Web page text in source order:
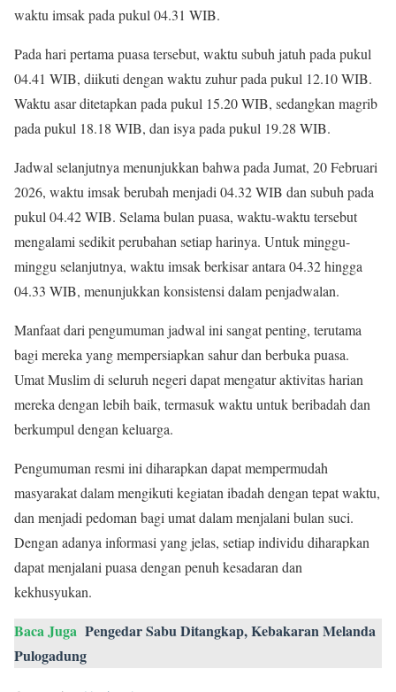
waktu imsak pada pukul 04.31 WIB.
Pada hari pertama puasa tersebut, waktu subuh jatuh pada pukul
04.41 WIB, diikuti dengan waktu zuhur pada pukul 12.10 WIB.
Waktu asar ditetapkan pada pukul 15.20 WIB, sedangkan magrib
pada pukul 18.18 WIB, dan isya pada pukul 19.28 WIB.
Jadwal selanjutnya menunjukkan bahwa pada Jumat, 20 Februari
2026, waktu imsak berubah menjadi 04.32 WIB dan subuh pada
pukul 04.42 WIB. Selama bulan puasa, waktu-waktu tersebut
mengalami sedikit perubahan setiap harinya. Untuk minggu-
minggu selanjutnya, waktu imsak berkisar antara 04.32 hingga
04.33 WIB, menunjukkan konsistensi dalam penjadwalan.
Manfaat dari pengumuman jadwal ini sangat penting, terutama
bagi mereka yang mempersiapkan sahur dan berbuka puasa.
Umat Muslim di seluruh negeri dapat mengatur aktivitas harian
mereka dengan lebih baik, termasuk waktu untuk beribadah dan
berkumpul dengan keluarga.
Pengumuman resmi ini diharapkan dapat mempermudah
masyarakat dalam mengikuti kegiatan ibadah dengan tepat waktu,
dan menjadi pedoman bagi umat dalam menjalani bulan suci.
Dengan adanya informasi yang jelas, setiap individu diharapkan
dapat menjalani puasa dengan penuh kesadaran dan
kekhusyukan.
Baca Juga Pengedar Sabu Ditangkap, Kebakaran Melanda
Pulogadung